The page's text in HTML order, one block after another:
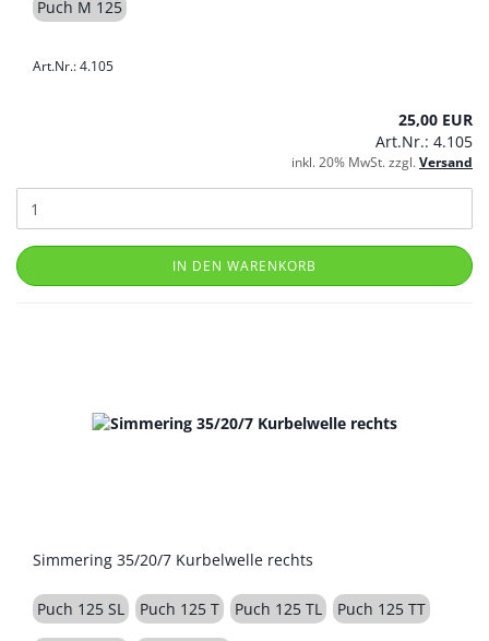
Puch M 125
Art.Nr.: 4.105
25,00 EUR
Art.Nr.: 4.105
inkl. 20% MwSt. zzgl.Versand
IN DEN WARENKORB
Simmering 35/20/7 Kurbelwelle rechts
Puch 125 SL Puch 125 T Puch 125 TL Puch 125 TT